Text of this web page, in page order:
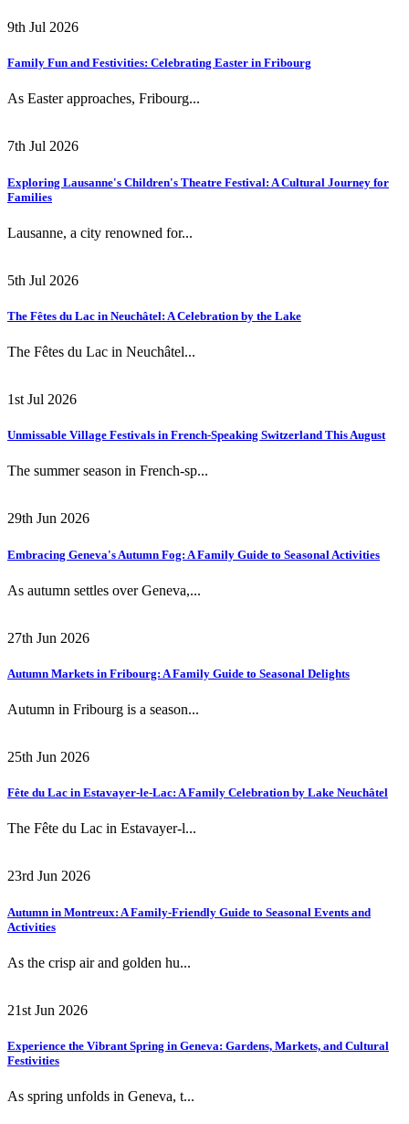
9th Jul 2026
Family Fun and Festivities: Celebrating Easter in Fribourg
As Easter approaches, Fribourg...
7th Jul 2026
Exploring Lausanne's Children's Theatre Festival: A Cultural Journey for
Families
Lausanne, a city renowned for...
5th Jul 2026
The Fêtes du Lac in Neuchâtel: A Celebration by the Lake
The Fêtes du Lac in Neuchâtel...
1st Jul 2026
Unmissable Village Festivals in French-Speaking Switzerland This August
The summer season in French-sp...
29th Jun 2026
Embracing Geneva's Autumn Fog: A Family Guide to Seasonal Activities
As autumn settles over Geneva,...
27th Jun 2026
Autumn Markets in Fribourg: A Family Guide to Seasonal Delights
Autumn in Fribourg is a season...
25th Jun 2026
Fête du Lac in Estavayer-le-Lac: A Family Celebration by Lake Neuchâtel
The Fête du Lac in Estavayer-l...
23rd Jun 2026
Autumn in Montreux: A Family-Friendly Guide to Seasonal Events and
Activities
As the crisp air and golden hu...
21st Jun 2026
Experience the Vibrant Spring in Geneva: Gardens, Markets, and Cultural
Festivities
As spring unfolds in Geneva, t...